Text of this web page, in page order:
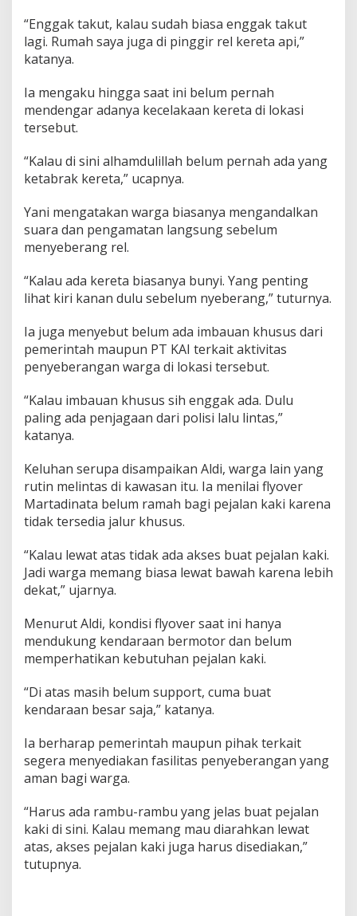
“Enggak takut, kalau sudah biasa enggak takut
lagi. Rumah saya juga di pinggir rel kereta api,”
katanya.
Ia mengaku hingga saat ini belum pernah
mendengar adanya kecelakaan kereta di lokasi
tersebut.
“Kalau di sini alhamdulillah belum pernah ada yang
ketabrak kereta,” ucapnya.
Yani mengatakan warga biasanya mengandalkan
suara dan pengamatan langsung sebelum
menyeberang rel.
“Kalau ada kereta biasanya bunyi. Yang penting
lihat kiri kanan dulu sebelum nyeberang,” tuturnya.
Ia juga menyebut belum ada imbauan khusus dari
pemerintah maupun PT KAI terkait aktivitas
penyeberangan warga di lokasi tersebut.
“Kalau imbauan khusus sih enggak ada. Dulu
paling ada penjagaan dari polisi lalu lintas,”
katanya.
Keluhan serupa disampaikan Aldi, warga lain yang
rutin melintas di kawasan itu. Ia menilai flyover
Martadinata belum ramah bagi pejalan kaki karena
tidak tersedia jalur khusus.
“Kalau lewat atas tidak ada akses buat pejalan kaki.
Jadi warga memang biasa lewat bawah karena lebih
dekat,” ujarnya.
Menurut Aldi, kondisi flyover saat ini hanya
mendukung kendaraan bermotor dan belum
memperhatikan kebutuhan pejalan kaki.
“Di atas masih belum support, cuma buat
kendaraan besar saja,” katanya.
Ia berharap pemerintah maupun pihak terkait
segera menyediakan fasilitas penyeberangan yang
aman bagi warga.
“Harus ada rambu-rambu yang jelas buat pejalan
kaki di sini. Kalau memang mau diarahkan lewat
atas, akses pejalan kaki juga harus disediakan,”
tutupnya.